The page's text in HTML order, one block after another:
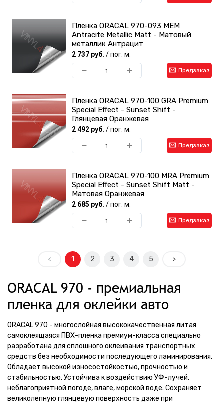
Пленка ORACAL 970-093 MEM
Antracite Metallic Matt - Матовый
металлик Антрацит
2 737 руб. / пог. м.
Предзаказ
Пленка ORACAL 970-100 GRA Premium
Special Effect - Sunset Shift -
Глянцевая Оранжевая
2 492 руб. / пог. м.
Предзаказ
Пленка ORACAL 970-100 MRA Premium
Special Effect - Sunset Shift Matt -
Матовая Оранжевая
2 685 руб. / пог. м.
Предзаказ
< 1 2 3 4 5 >
ORACAL 970 - премиальная
пленка для оклейки авто
ORACAL 970 - многослойная высококачественная литая
самоклеящаяся ПВХ-пленка премиум-класса специально
разработана для сплошного оклеивания транспортных
средств без необходимости последующего ламинирования.
Обладает высокой износостойкостью, прочностью и
стабильностью. Устойчива к воздействию УФ-лучей,
неблагоприятной погоде, влаге, морской воде. Сохраняет
великолепную глянцевую поверхность даже при